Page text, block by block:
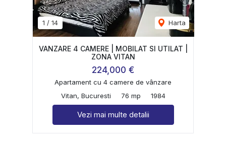
1 / 14 Harta
VANZARE 4 CAMERE | MOBILAT SI UTILAT |
ZONA VITAN
224,000 €
Apartament cu 4 camere de vânzare
Vitan, Bucuresti
76 mp 1984
Vezi mai multe detalii